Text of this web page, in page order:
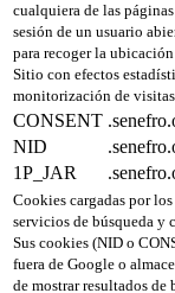
cualquiera de las
sesión de un usuario
para recoger la
Sitio con efectos
monitorización de
CONSENT
NID
1P_JAR
Cookies cargadas por
servicios de búsqueda y
Sus cookies (NID o
fuera de Google o
de mostrar resultados de